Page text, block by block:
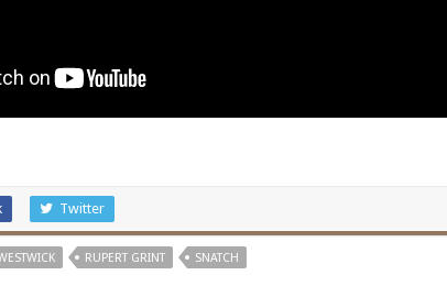
Twitter
RUPERT GRINT SNATCH